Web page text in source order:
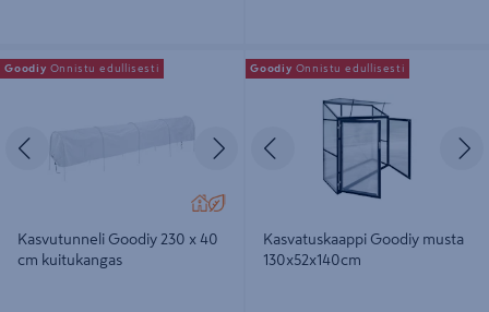
Kasvutunneli Goodiy 230 x 40 cm
kuitukangas
Edellinen Seuraava
Kasvutunneli Goodiy 230 x 40
cm kuitukangas
Goodiy Onnistu edullisesti
Kasvatuskaappi Goodiy musta
130x52x140cm
Edellinen
Kasvatuskaappi Goodiy musta
130x52x140cm
Goodiy Onnistu edullisesti